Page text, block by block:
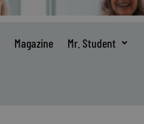
Magazine Mr. Student